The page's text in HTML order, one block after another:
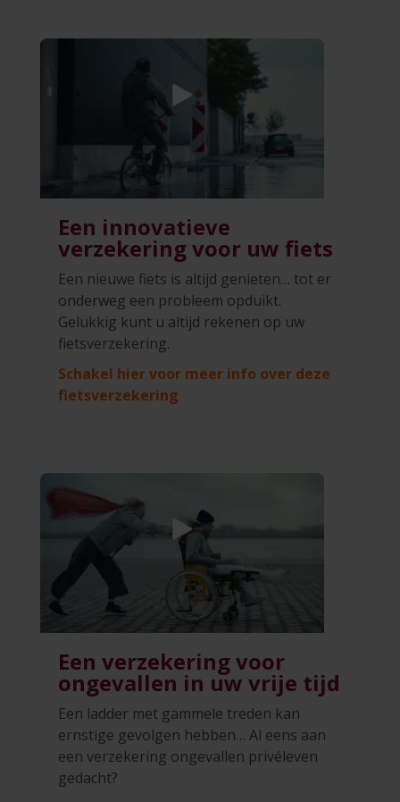
Een innovatieve
verzekering voor uw fiets
Een nieuwe fiets is altijd genieten… tot er
onderweg een probleem opduikt.
Gelukkig kunt u altijd rekenen op uw
fietsverzekering.
Schakel hier voor meer info over deze
fietsverzekering
Een verzekering voor
ongevallen in uw vrije tijd
Een ladder met gammele treden kan
ernstige gevolgen hebben… Al eens aan
een verzekering ongevallen privéleven
gedacht?